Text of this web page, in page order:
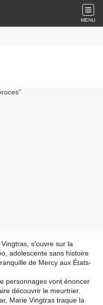
MENU
s'ouvre sur la
adolescente sans histoire
de Mercy aux États-
personnages vont énoncer
découvrir le meurtrier.
Marie Vingtras traque la